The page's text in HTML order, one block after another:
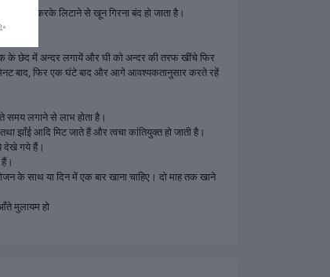
नीची करके लिटाने से खून गिरना बंद हो जाता है।
के छेद में अन्दर लगायें और घी को अन्दर की तरफ खींचे फिर
बाद, फिर एक घंटे बाद और आगे आवश्यकतानुसार करते रहें
समय लगाने से लाभ होता है।
झाँई आदि मिट जाते हैं और त्वचा कांतियुक्त हो जाती है।
देखे गये हैं।
के साथ या दिन में एक बार खाना चाहिए। दो माह तक खाने
मुलायम हो